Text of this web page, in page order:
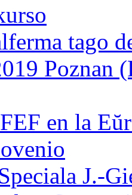
tago
Poznan
en la
J.-